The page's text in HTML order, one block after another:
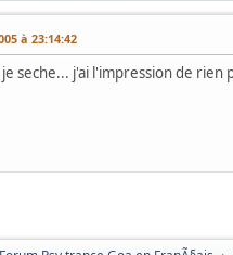
à 23:14:42
seche... j'ai l'impression de rien